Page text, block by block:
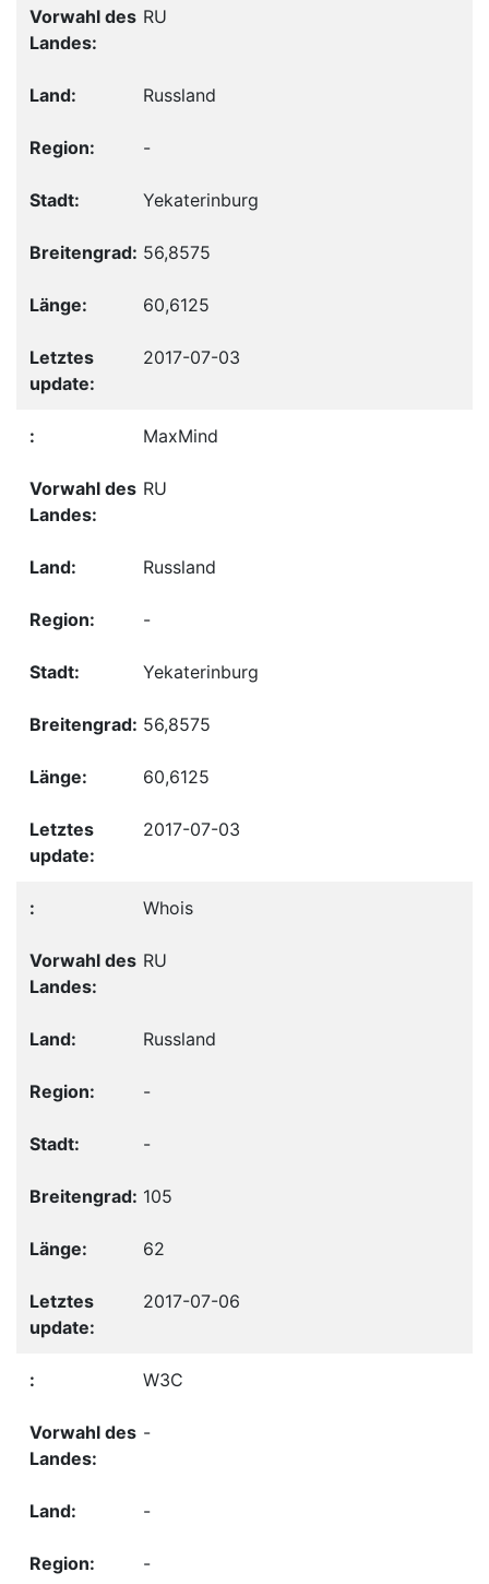
RU
Russland
-
Yekaterinburg
56,8575
60,6125
2017-07-03
MaxMind
RU
Russland
-
Yekaterinburg
56,8575
60,6125
2017-07-03
Whois
RU
Russland
-
-
105
62
2017-07-06
W3C
-
-
-